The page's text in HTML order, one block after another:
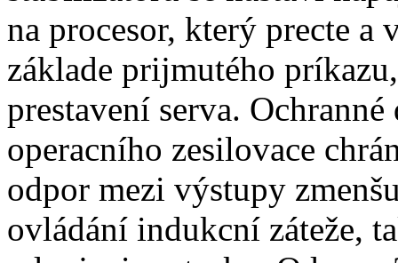
na procesor, který precte
základe prijmutého
prestavení serva.
operacního zesilovace
odpor mezi výstupy
ovládání indukcní záteže,